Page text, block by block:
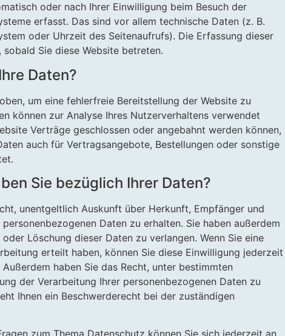
oder nach Ihrer Einwilligung beim Besuch der
erfasst. Das sind vor allem technische Daten (z. B.
oder Uhrzeit des Seitenaufrufs). Die Erfassung dieser
Sie diese Website betreten.
Daten?
um eine fehlerfreie Bereitstellung der Website zu
können zur Analyse Ihres Nutzerverhaltens verwendet
Verträge geschlossen oder angebahnt werden können,
auch für Vertragsangebote, Bestellungen oder sonstige
Sie bezüglich Ihrer Daten?
unentgeltlich Auskunft über Herkunft, Empfänger und
Daten zu erhalten. Sie haben außerdem
Löschung dieser Daten zu verlangen. Wenn Sie eine
erteilt haben, können Sie diese Einwilligung jederzeit
haben Sie das Recht, unter bestimmten
der Verarbeitung Ihrer personenbezogenen Daten zu
Ihnen ein Beschwerderecht bei der zuständigen